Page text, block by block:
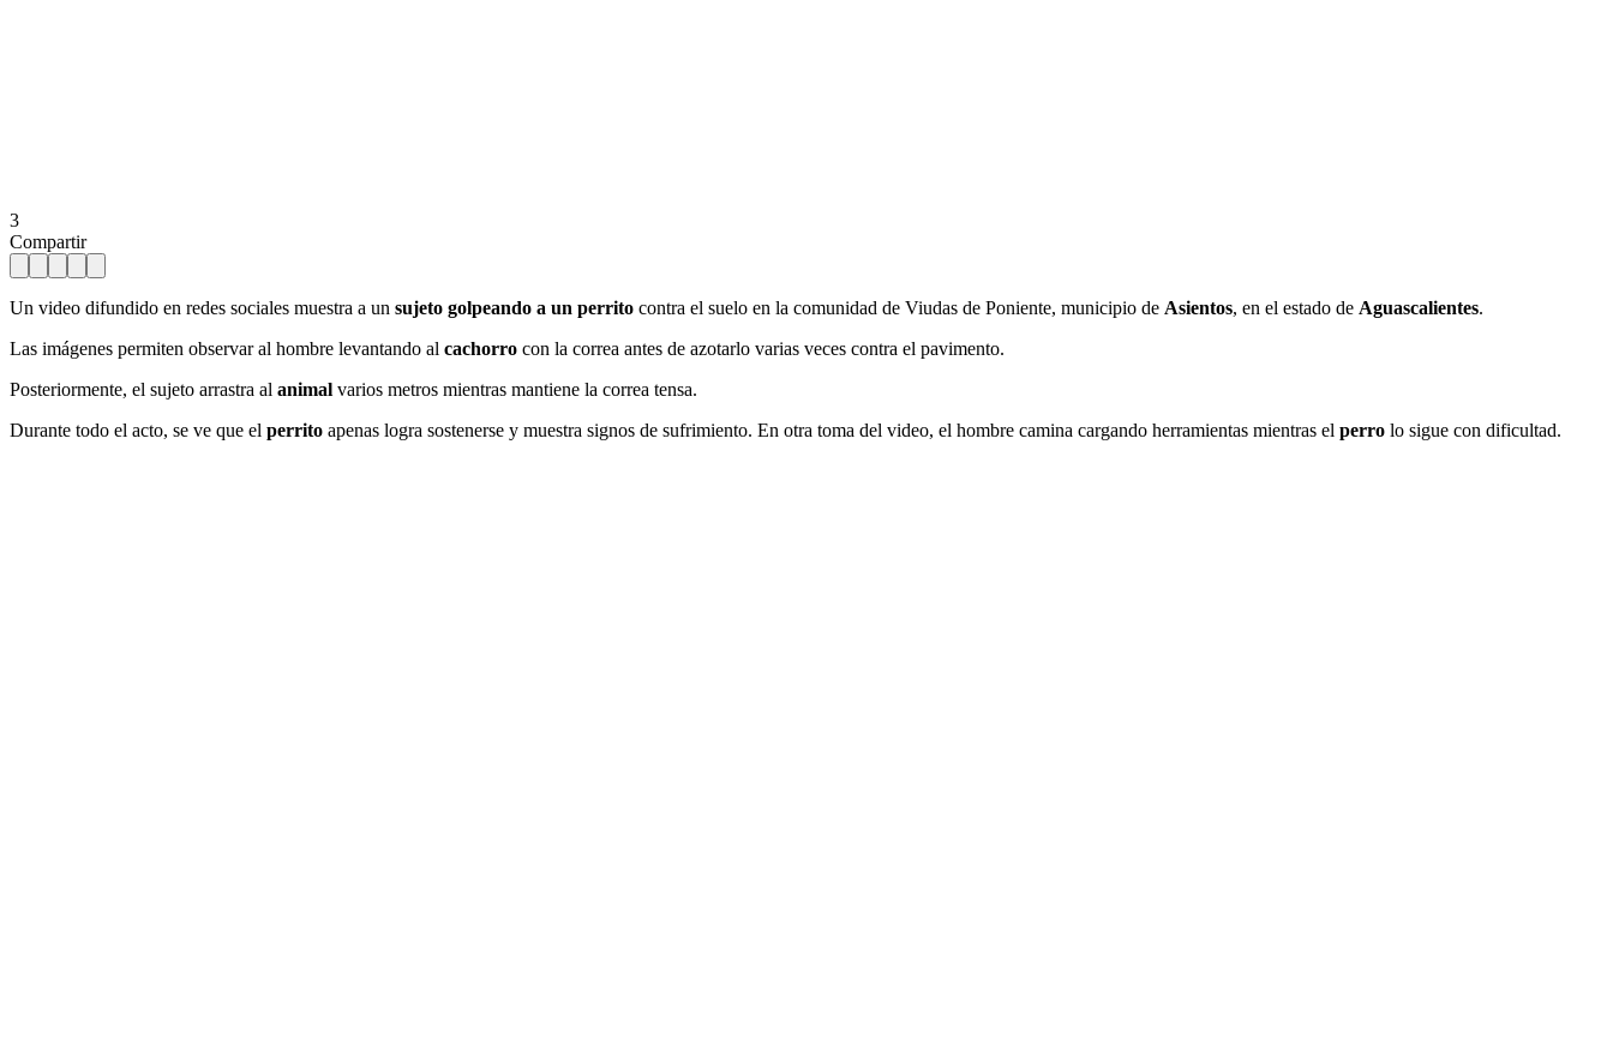
3
Compartir
Un video difundido en redes sociales muestra a un sujeto golpeando a un perrito contra el suelo en la comunidad de Viudas de Poniente, municipio de Asientos, en el estado de Aguascalientes.
Las imágenes permiten observar al hombre levantando al cachorro con la correa antes de azotarlo varias veces contra el pavimento.
Posteriormente, el sujeto arrastra al animal varios metros mientras mantiene la correa tensa.
Durante todo el acto, se ve que el perrito apenas logra sostenerse y muestra signos de sufrimiento. En otra toma del video, el hombre camina cargando herramientas mientras el perro lo sigue con dificultad.